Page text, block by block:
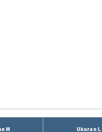
M Ukuran L